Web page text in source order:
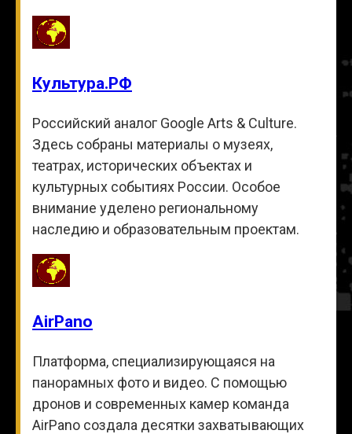
Культура.РФ
Российский аналог Google Arts & Culture.
Здесь собраны материалы о музеях,
театрах, исторических объектах и
культурных событиях России. Особое
внимание уделено региональному
наследию и образовательным проектам.
AirPano
Платформа, специализирующаяся на
панорамных фото и видео. С помощью
дронов и современных камер команда
AirPano создала десятки захватывающих